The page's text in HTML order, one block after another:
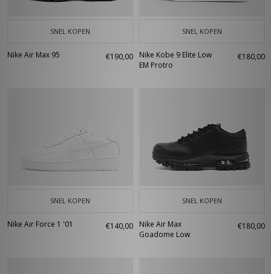
SNEL KOPEN
Nike Air Max 95 €190,00
SNEL KOPEN
Nike Kobe 9 Elite Low
EM Protro
€180,00
SNEL KOPEN
Nike Air Force 1 '01 €140,00
SNEL KOPEN
Nike Air Max
Goadome Low
€180,00